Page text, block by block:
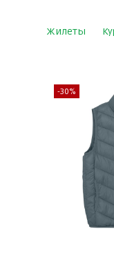
Жилеты
-30%